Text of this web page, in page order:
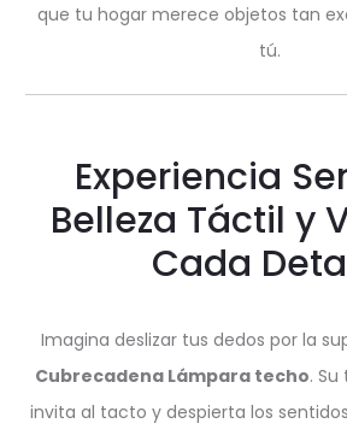
que tu hogar merece objetos tan
tú.
Experiencia
Belleza Táctil y
Cada
Imagina deslizar tus dedos por la
Cubrecadena Lámpara techo.
invita al tacto y despierta los